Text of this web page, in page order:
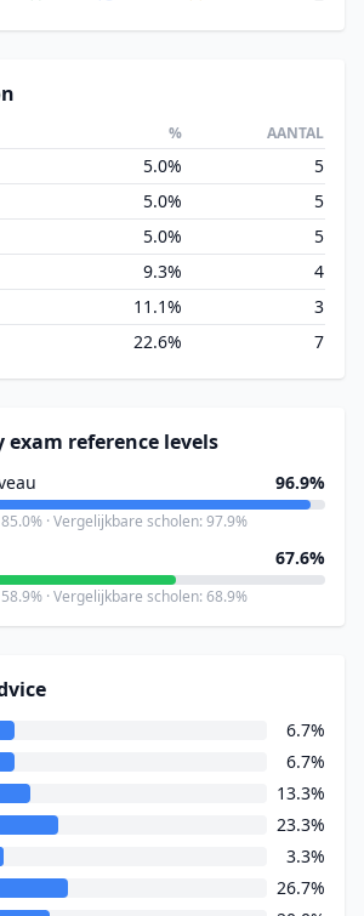
% AANTAL
5.0%
5
5.0%
5
5.0%
5
9.3%
4
11.1%
3
22.6% 7
exam reference levels
96.9%
· Vergelijkbare scholen: 97.9%
67.6%
· Vergelijkbare scholen: 68.9%
6.7%
6.7%
13.3%
23.3%
3.3%
26.7%